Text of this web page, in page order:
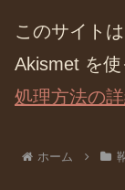
このサイト
Akismet を使
処理方法の
ホーム